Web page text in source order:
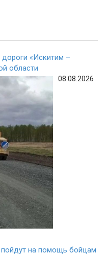
«Искитим –
области
08.08.2026
на помощь бойцам